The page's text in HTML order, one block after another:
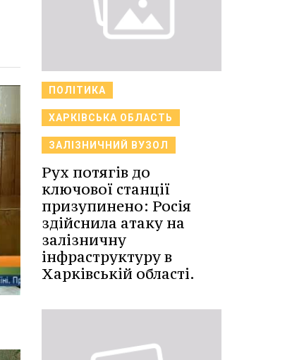
ПОЛІТИКА
ХАРКІВСЬКА ОБЛАСТЬ
ЗАЛІЗНИЧНИЙ ВУЗОЛ
Рух потягів до
ключової станції
призупинено: Росія
здійснила атаку на
залізничну
інфраструктуру в
Харківській області.